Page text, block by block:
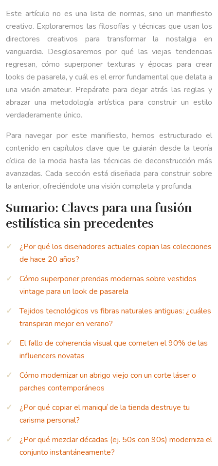
Este artículo no es una lista de normas, sino un manifiesto
creativo. Exploraremos las filosofías y técnicas que usan los
directores creativos para transformar la nostalgia en
vanguardia. Desglosaremos por qué las viejas tendencias
regresan, cómo superponer texturas y épocas para crear
looks de pasarela, y cuál es el error fundamental que delata a
una visión amateur. Prepárate para dejar atrás las reglas y
abrazar una metodología artística para construir un estilo
verdaderamente único.
Para navegar por este manifiesto, hemos estructurado el
contenido en capítulos clave que te guiarán desde la teoría
cíclica de la moda hasta las técnicas de deconstrucción más
avanzadas. Cada sección está diseñada para construir sobre
la anterior, ofreciéndote una visión completa y profunda.
Sumario: Claves para una fusión
estilística sin precedentes
¿Por qué los diseñadores actuales copian las colecciones
de hace 20 años?
Cómo superponer prendas modernas sobre vestidos
vintage para un look de pasarela
Tejidos tecnológicos vs fibras naturales antiguas: ¿cuáles
transpiran mejor en verano?
El fallo de coherencia visual que cometen el 90% de las
influencers novatas
Cómo modernizar un abrigo viejo con un corte láser o
parches contemporáneos
¿Por qué copiar el maniquí de la tienda destruye tu
carisma personal?
¿Por qué mezclar décadas (ej. 50s con 90s) moderniza el
conjunto instantáneamente?